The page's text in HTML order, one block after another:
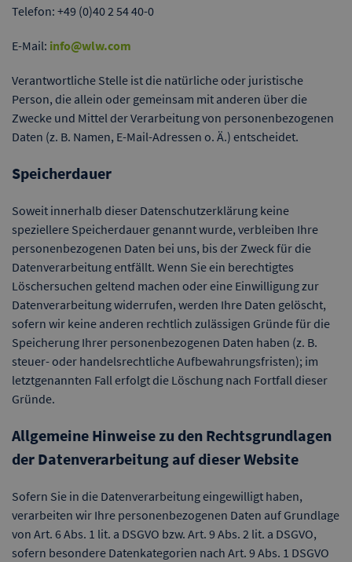
Telefon: +49 (0)40 2 54 40-0
E-Mail: info@wlw.com
Verantwortliche Stelle ist die natürliche oder juristische
Person, die allein oder gemeinsam mit anderen über die
Zwecke und Mittel der Verarbeitung von personenbezogenen
Daten (z. B. Namen, E-Mail-Adressen o. Ä.) entscheidet.
Speicherdauer
Soweit innerhalb dieser Datenschutzerklärung keine
speziellere Speicherdauer genannt wurde, verbleiben Ihre
personenbezogenen Daten bei uns, bis der Zweck für die
Datenverarbeitung entfällt. Wenn Sie ein berechtigtes
Löschersuchen geltend machen oder eine Einwilligung zur
Datenverarbeitung widerrufen, werden Ihre Daten gelöscht,
sofern wir keine anderen rechtlich zulässigen Gründe für die
Speicherung Ihrer personenbezogenen Daten haben (z. B.
steuer- oder handelsrechtliche Aufbewahrungsfristen); im
letztgenannten Fall erfolgt die Löschung nach Fortfall dieser
Gründe.
Allgemeine Hinweise zu den Rechtsgrundlagen
der Datenverarbeitung auf dieser Website
Sofern Sie in die Datenverarbeitung eingewilligt haben,
verarbeiten wir Ihre personenbezogenen Daten auf Grundlage
von Art. 6 Abs. 1 lit. a DSGVO bzw. Art. 9 Abs. 2 lit. a DSGVO,
sofern besondere Datenkategorien nach Art. 9 Abs. 1 DSGVO